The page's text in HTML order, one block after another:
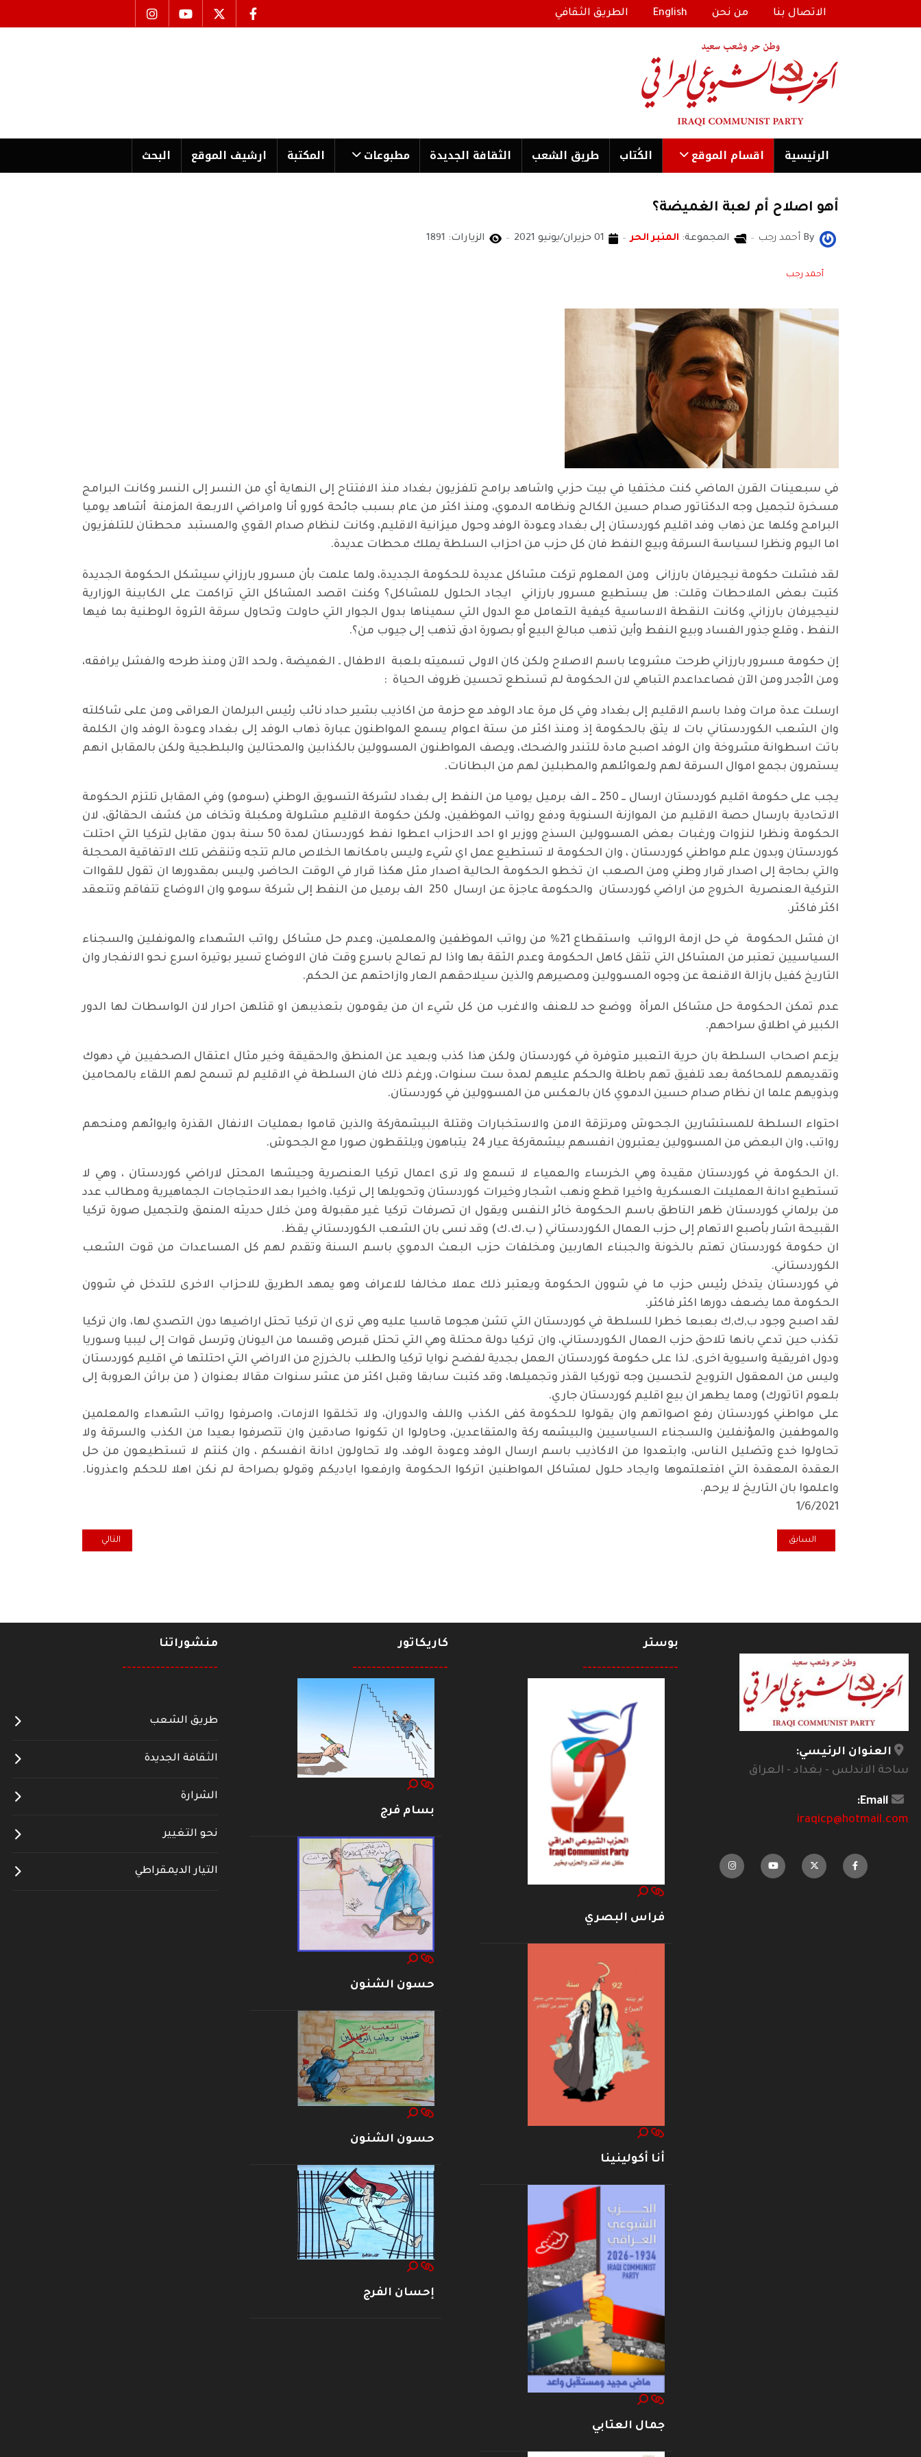
الاتصال بنا من نحن English الطريق الثقافي
الرئیسية اقسام الموقع الكُتاب طریق الشعب الثقافة الجدیدة مطبوعات المكتبة ارشیف الموقع البحث
أهو اصلاح أم لعبة الغميضة؟
By أحمد رجب المجموعة: المنبر الحر 01 حزيران/يونيو 2021 الزيارات: 1891
أحمد رجب
في سبعينات القرن الماضي كنت مختفيا في بيت حزبي واشاهد برامج تلفزيون بغداد منذ الافتتاح إلى النهاية أي من النسر إلى النسر وكانت البرامج
مسخرة لتجميل وجه الدكتاتور صدام حسين الكالح ونظامه الدموي، ومنذ اكثر من عام بسبب جائحة كورو أنا وامراضي الاربعة المزمنة أشاهد يوميا
البرامج وكلها عن ذهاب وفد اقليم كوردستان إلى بغداد وعودة الوفد وحول ميزانية الاقليم، وكانت لنظام صدام القوي والمستبد محطتان للتلفزيون
اما اليوم ونظرا لسياسة السرقة وبيع النفط فان كل حزب من احزاب السلطة يملك محطات عديدة.
لقد فشلت حكومة نيجيرفان بارزانى ومن المعلوم تركت مشاكل عديدة للحكومة الجديدة، ولما علمت بأن مسرور بارزاني سيشكل الحكومة الجديدة
كتبت بعض الملاحطات وقلت: هل يستطيع مسرور بارزاني ايجاد الحلول للمشاكل؟ وكنت اقصد المشاكل التي تراكمت على الكابينة الوزارية
لنيجيرفان بارزاني, وكانت النقطة الاساسية كيفية التعامل مع الدول التي سميناها بدول الجوار التي حاولت وتحاول سرقة الثروة الوطنية بما فيها
النفط ، وقلع جذور الفساد وبيع النفط وأين تذهب مبالغ البيع أو بصورة ادق تذهب إلى جيوب من؟.
إن حكومة مسرور بارزاني طرحت مشروعا باسم الاصلاح ولكن كان الاولى تسميته بلعبة الاطفال ـ الغميضة ، ولحد الآن ومنذ طرحه والفشل يرافقه،
ومن الأجدر ومن الآن فصاعداعدم التباهي لان الحكومة لم تستطع تحسين ظروف الحياة :
ارسلت عدة مرات وفدا باسم الاقليم إلى بغداد وفي كل مرة عاد الوفد مع حزمة من اكاذيب بشير حداد نائب رئيس البرلمان العراقی ومن علی شاكلته
وان الشعب الكوردستاني بات لا يثق بالحكومة إذ ومنذ اكثر من ستة اعوام يسمع المواطنون عبارة ذهاب الوفد إلى بغداد وعودة الوفد وان الكلمة
باتت اسطوانة مشروخة وان الوفد اصبح مادة للتندر والضحك، ويصف المواطنون المسوولين بالكذابين والمحتالين والبلطجية ولكن بالمقابل انهم
يستمرون بجمع اموال السرقة لهم ولعوائلهم والمطبلين لهم من البطانات.
يجب على حكومة اقليم كوردستان ارسال ــ 250 ــ الف برميل يوميا من النفط إلى بغداد لشركة التسويق الوطني (سومو) وفي المقابل تلتزم الحكومة
الاتحادية بارسال حصة الاقليم من الموازنة السنوية ودفع رواتب الموظفين، ولكن حكومة الاقليم مشلولة ومكبلة وتخاف من كشف الحقائق، لان
الحكومة ونظرا لنزوات ورغبات بعض المسوولين السذج ووزير او احد الاحزاب اعطوا نفط كوردستان لمدة 50 سنة بدون مقابل لتركيا التي احتلت
كوردستان وبدون علم مواطني كوردستان ، وان الحكومة لا تستطيع عمل اي شيء وليس بامكانها الخلاص مالم تتجه وتنقض تلك الاتفاقية المحجلة
والتي بحاجة إلى اصدار قرار وطني ومن الصعب ان تخطو الحكومة الحالية اصدار مثل هكذا قرار في الوقت الحاضر، وليس بمقدورها ان تقول للقواات
التركية العنصرية الخروج من اراضي كوردستان والحكومة عاجزة عن ارسال 250 الف برميل من النفط إلى شركة سومو وان الاوضاع تتفاقم وتتعقد
اكثر فاكثر.
ان فشل الحكومة في حل ازمة الرواتب واستقطاع 21% من رواتب الموظفين والمعلمين، وعدم حل مشاكل رواتب الشهداء والمونفلين والسجناء
السياسيين تعتبر من المشاكل التي تثقل كاهل الحكومة وعدم الثقة بها واذا لم تعالج باسرع وقت فان الاوضاع تسير بوتيرة اسرع نحو الانفجار وان
التاريخ كفيل بازالة الاقنعة عن وجوه المسوولين ومصيرهم والذين سيلاحقهم العار وازاحتهم عن الحكم.
عدم تمكن الحكومة حل مشاكل المرأة ووضع حد للعنف والاغرب من كل شيء ان من يقومون بتعذيبهن او قتلهن احرار لان الواسطات لها الدور
الكبير في اطلاق سراحهم.
يزعم اصحاب السلطة بان حرية التعبير متوفرة في كوردستان ولكن هذا كذب وبعيد عن المنطق والحقيقة وخير مثال اعتقال الصحفيين في دهوك
وتقديمهم للمحاكمة بعد تلفيق تهم باطلة والحكم عليهم لمدة ست سنوات، ورغم ذلك فان السلطة في الاقليم لم تسمح لهم اللقاء بالمحامين
وبذويهم علما ان نظام صدام حسين الدموي كان بالعكس من المسوولين في كوردستان.
احتواء السلطة للمستشارين الجحوش ومرتزقة الامن والاستخبارات وقتلة البيشمةركة والذين قاموا بعمليات الانفال القذرة وايوائهم ومنحهم
رواتب، وان البعض من المسوولين يعتبرون انفسهم بيشمةركة عيار 24 يتباهون ويلتقطون صورا مع الجحوش.
.ان الحكومة في كوردستان مقيدة وهي الخرساء والعمياء لا تسمع ولا ترى اعمال تركيا العنصرية وجيشها المحتل لاراضي كوردستان ، وهي لا
تستطيع ادانة العمليلت العسكرية واخيرا قطع ونهب اشجار وخيرات كوردستان وتحويلها إلى تركيا، واخيرا بعد الاحتجاجات الجماهيرية ومطالب عدد
من برلماني كوردستان ظهر الناطق باسم الحكومة خائر النفس ويقول ان تصرفات تركيا غير مقبولة ومن خلال حديثه المنمق ولتجميل صورة تركيا
القبيحة اشار بأصبع الاتهام إلى حزب العمال الكوردستاني ( ب.ك.ك) وقد نسى بان الشعب الكوردستاني يقظ.
ان حكومة كوردستان تهتم بالخونة والجبناء الهاربين ومخلفات حزب البعث الدموي باسم السنة وتقدم لهم كل المساعدات من قوت الشعب
الكوردستاني.
في كوردستان يتدخل رئيس حزب ما في شوون الحكومة ويعتبر ذلك عملا مخالفا للاعراف وهو يمهد الطريق للاحزاب الاخرى للتدخل في شوون
الحكومة مما يضعف دورها اكثر فاكثر.
لقد اصبح وجود ب,ك,ك بعبعا خطرا للسلطة في كوردستان التي تشن هجوما قاسيا عليه وهي ترى ان تركيا تحتل اراضيها دون التصدي لها، وان تركيا
تكذب حين تدعي بانها تلاحق حزب العمال الكوردستاني، وان تركيا دولة محتلة وهي التي تحتل قبرص وقسما من اليونان وترسل قوات إلى ليبيا وسوريا
ودول افريقية واسيوية اخرى. لذا على حكومة كوردستان العمل بجدية لفضح نوايا تركيا والطلب بالخرزج من الاراضي التي احتلتها في اقليم كوردستان
وليس من المعقول الترويج لتحسين وجه توركيا القذر وتجميلها، وقد كتبت سابقا وقبل اكثر من عشر سنوات مقالا بعنوان ( من براثن العروبة إلى
بلعوم اتاتورك) ومما يطهر ان بيع اقليم كوردستان جاري.
على مواطني كوردستان رفع اصواتهم وان يقولوا للحكومة كفى الكذب واللف والدوران، ولا تخلقوا الازمات، واصرفوا رواتب الشهداء والمعلمين
والموطفين والمؤنفلين والسجناء السياسيين والبيشمه ركة والمتقاعدين، وحاولوا ان تكونوا صادقين وان تتصرفوا بعيدا من الكذب والسرقة ولا
تحاولوا خدع وتضليل الناس، وابتعدوا من الاكاذيب باسم ارسال الوفد وعودة الوفد، ولا تحاولون ادانة انفسكم ، وان كنتم لا تستطيعون من حل
العقدة المعقدة التي افتعلتموها وايجاد حلول لمشاكل المواطنين اتركوا الحكومة وارفعوا اياديكم وقولو بصراحة لم نكن اهلا للحكم واعذرونا.
واعلموا بان التاريخ لا يرحم.
1/6/2021
المقال السابق: لينين .. كاوتسكي .. وكوفيد 19
السابق المقال التالي: من المستفيد
التالي
العنوان الرئيسي:
ساحة الاندلس - بغداد - العراق
Email:
iraqicp@hotmail.com
بوستر
--------------------
فراس البصري
أنا أكولينينا
جمال العتابي
كاريكاتور
--------------------
بسام فرج
حسون الشنون
حسون الشنون
إحسان الفرج
منشوراتنا
--------------------
طريق الشعب
الثقافة الجديدة
الشرارة
نحو التغيير
التيار الديمقراطي